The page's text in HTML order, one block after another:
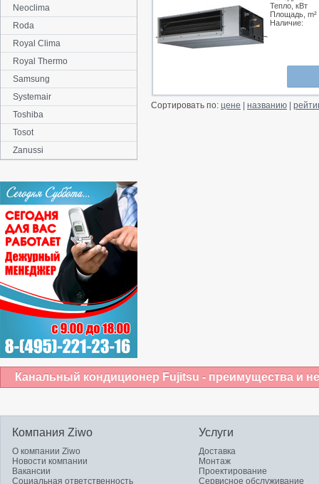
Тепло, кВт
Площадь, m²
Наличие:
Сортировать по: цене названию
Neoclima
Roda
Royal Clima
Royal Thermo
Samsung
Systemair
Toshiba
Tosot
Zanussi
Канальный кондиционер Fujitsu - преимущества и
Компания Ziwo
О компании Ziwo
Новости компании
Вакансии
Социальная ответственность
Услуги
Доставка
Монтаж
Проектирование
Сервисное обслуживание